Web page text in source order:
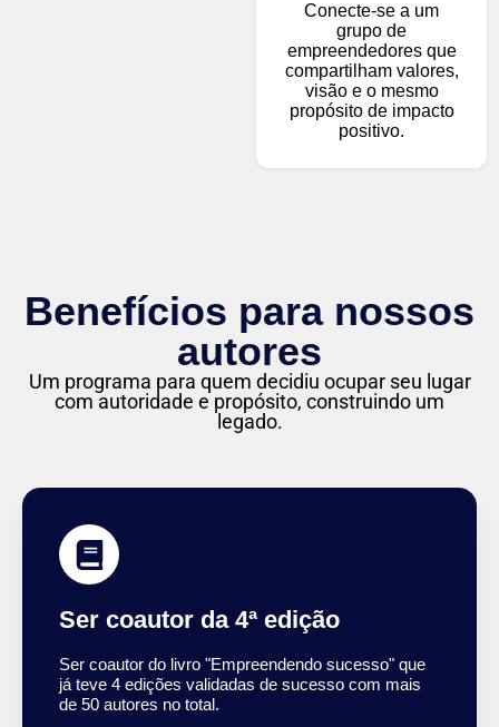
Conecte-se a um
grupo de
empreendedores que
compartilham valores,
visão e o mesmo
propósito de impacto
positivo.
Benefícios para nossos
autores
Um programa para quem decidiu ocupar seu lugar
com autoridade e propósito, construindo um
legado.
Ser coautor da 4ª edição
Ser coautor do livro "Empreendendo sucesso" que
já teve 4 edições validadas de sucesso com mais
de 50 autores no total.